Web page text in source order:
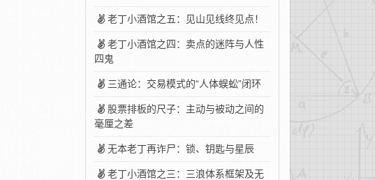
老丁小酒馆之五：见山见线终见点！
老丁小酒馆之四：卖点的迷阵与人性
四鬼
三通论：交易模式的“人体蜈蚣”闭环
股票排板的尺子：主动与被动之间的
毫厘之差
无本老丁再诈尸：锁、钥匙与星辰
老丁小酒馆之三：三浪体系框架及无